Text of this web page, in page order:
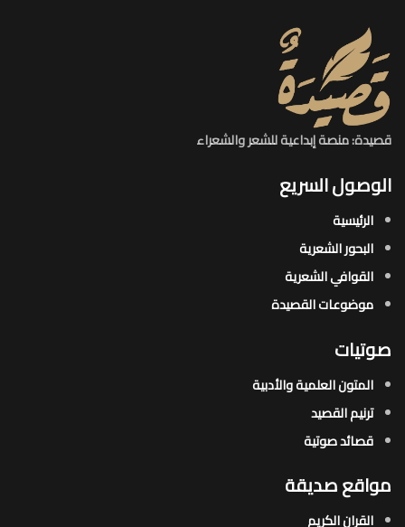
قصيدة: منصة إبداعية للشعر والشعراء
الوصول السريع
الرئيسية
البحور الشعرية​
القوافي الشعرية​
موضوعات القصيدة​
صوتيات
المتون العلمية والأدبية
ترنيم القصيد
قصائد صوتية
مواقع صديقة
القران الكريم